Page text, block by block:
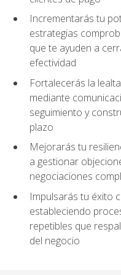
Incrementarás tu
estrategias
que te ayuden a
efectividad
Fortalecerás la
mediante
seguimiento y
plazo
Mejorarás tu
a gestionar
negociaciones
Impulsarás tu éxito
estableciendo
repetibles que
del negocio